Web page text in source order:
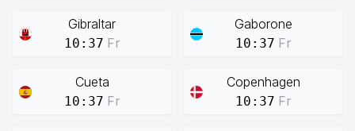
Gibraltar
10:37 Fr
Gaborone
10:37 Fr
Cueta
10:37 Fr
Copenhagen
10:37 Fr